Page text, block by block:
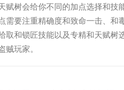
赋树会给你不同的加点选择和技
需要注重精确度和致命一击、和
取和锁匠技能以及专精和天赋
贼玩家。